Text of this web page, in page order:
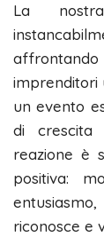
La
affrontando
imprenditori
un evento
di crescita
reazione è
positiva:
riconosce e